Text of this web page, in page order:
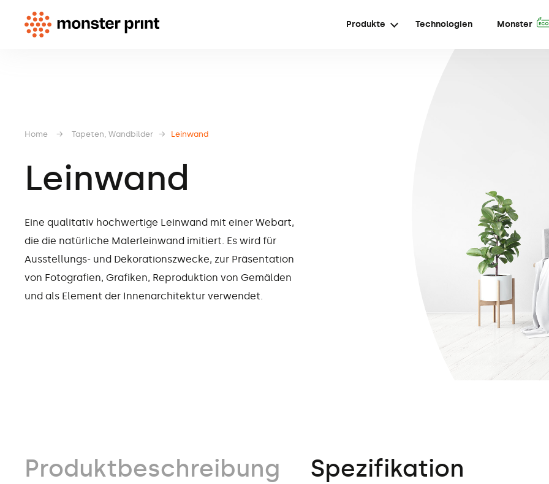
Produkte Technologien Monster
Home → Tapeten, Wandbilder → Leinwand
Leinwand
Eine qualitativ hochwertige Leinwand mit einer Webart,
die die natürliche Malerleinwand imitiert. Es wird für
Ausstellungs- und Dekorationszwecke, zur Präsentation
von Fotografien, Grafiken, Reproduktion von Gemälden
und als Element der Innenarchitektur verwendet.
Produktbeschreibung Spezifikation